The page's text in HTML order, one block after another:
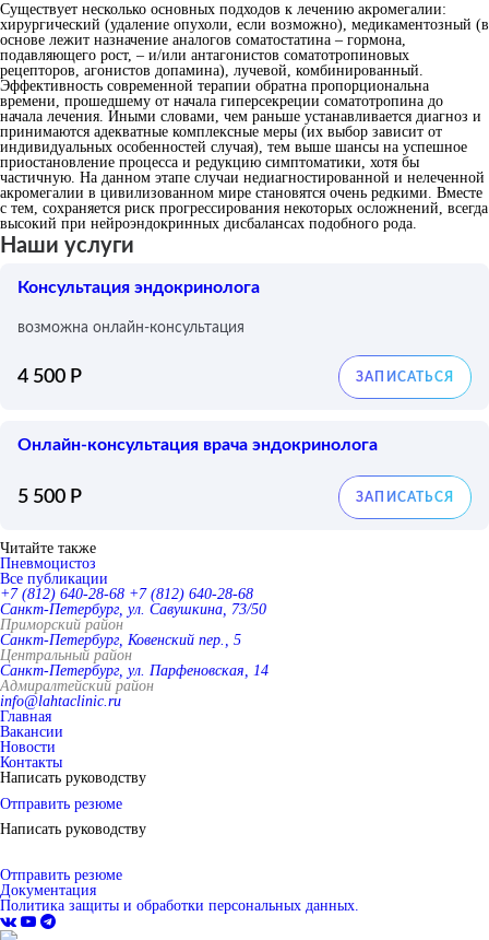
Существует несколько основных подходов к лечению акромегалии:
хирургический (удаление опухоли, если возможно), медикаментозный (в
основе лежит назначение аналогов соматостатина – гормона,
подавляющего рост, – и/или антагонистов соматотропиновых
рецепторов, агонистов допамина), лучевой, комбинированный.
Эффективность современной терапии обратна пропорциональна
времени, прошедшему от начала гиперсекреции соматотропина до
начала лечения. Иными словами, чем раньше устанавливается диагноз и
принимаются адекватные комплексные меры (их выбор зависит от
индивидуальных особенностей случая), тем выше шансы на успешное
приостановление процесса и редукцию симптоматики, хотя бы
частичную. На данном этапе случаи недиагностированной и нелеченной
акромегалии в цивилизованном мире становятся очень редкими. Вместе
с тем, сохраняется риск прогрессирования некоторых осложнений, всегда
высокий при нейроэндокринных дисбалансах подобного рода.
Наши услуги
Консультация эндокринолога
возможна онлайн-консультация
4 500 Р
Онлайн-консультация врача эндокринолога
5 500 Р
Читайте также
Пневмоцистоз
Все публикации
+7 (812) 640-28-68 +7 (812) 640-28-68
Санкт-Петербург, ул. Савушкина, 73/50
Приморский район
Санкт-Петербург, Ковенский пер., 5
Центральный район
Санкт-Петербург, ул. Парфеновская, 14
Адмиралтейский район
info@lahtaclinic.ru
Главная
Вакансии
Новости
Контакты
Написать руководству
Отправить резюме
Написать руководству
Отправить резюме
Документация
Политика защиты и обработки персональных данных.